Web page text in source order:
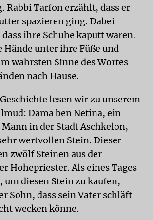
Rabbi Tarfon erzählt, dass er
spazieren ging. Dabei
ihre Schuhe kaputt waren.
Hände unter ihre Füße und
wahrsten Sinne des Wortes
nach Hause.
lesen wir zu unserem
Dama ben Netina, ein
in der Stadt Aschkelon,
wertvollen Stein. Dieser
zwölf Steinen aus der
Hohepriester. Als eines Tages
um diesen Stein zu kaufen,
Sohn, dass sein Vater schläft
wecken könne.